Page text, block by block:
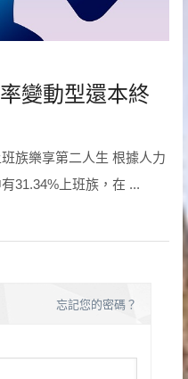
變動型還本終
族樂享第二人生 根據人力
31.34%上班族，在 ...
忘記您的密碼？